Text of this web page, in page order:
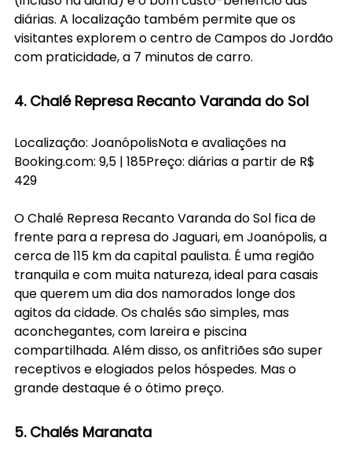
diárias. A localização também permite que os
visitantes explorem o centro de Campos do Jordão
com praticidade, a 7 minutos de carro.
4. Chalé Represa Recanto Varanda do Sol
Localização: JoanópolisNota e avaliações na
Booking.com: 9,5 | 185Preço: diárias a partir de R$
429
O Chalé Represa Recanto Varanda do Sol fica de
frente para a represa do Jaguari, em Joanópolis, a
cerca de 115 km da capital paulista. É uma região
tranquila e com muita natureza, ideal para casais
que querem um dia dos namorados longe dos
agitos da cidade. Os chalés são simples, mas
aconchegantes, com lareira e piscina
compartilhada. Além disso, os anfitriões são super
receptivos e elogiados pelos hóspedes. Mas o
grande destaque é o ótimo preço.
5. Chalés Maranata